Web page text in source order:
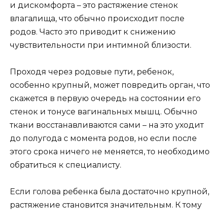
и дискомфорта – это растяжение стенок
влагалища, что обычно происходит после
родов. Часто это приводит к снижению
чувствительности при интимной близости.
Проходя через родовые пути, ребенок,
особенно крупный, может повредить орган, что
скажется в первую очередь на состоянии его
стенок и тонусе вагинальных мышц. Обычно
ткани восстанавливаются сами – на это уходит
до полугода с момента родов, но если после
этого срока ничего не меняется, то необходимо
обратиться к специалисту.
Если голова ребенка была достаточно крупной,
растяжение становится значительным. К тому